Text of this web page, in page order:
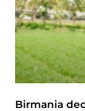
Birmania